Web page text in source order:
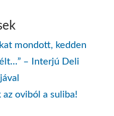
mondott, kedden
– Interjú Deli
oviból a suliba!